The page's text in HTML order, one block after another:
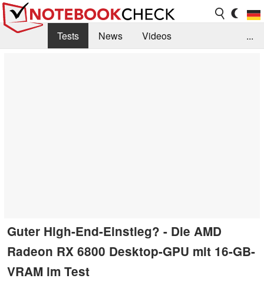
Tests News
Videos
...
Guter High-End-Einstieg? - Die AMD
Radeon RX 6800 Desktop-GPU mit 16-GB-
VRAM im Test